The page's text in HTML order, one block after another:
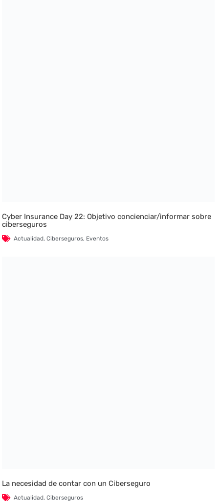
Cyber Insurance Day 22: Objetivo concienciar/informar sobre
ciberseguros
Actualidad,Ciberseguros, Eventos
La necesidad de contar con un Ciberseguro
Actualidad,Ciberseguros